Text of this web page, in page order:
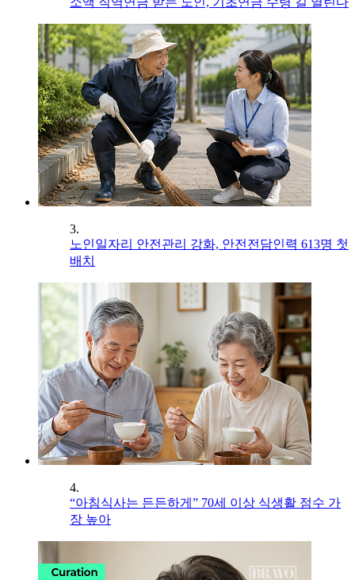
3.
노인일자리 안전관리 강화, 안전전담인력 613명 첫
배치
4.
“아침식사는 든든하게” 70세 이상 식생활 점수 가
장 높아